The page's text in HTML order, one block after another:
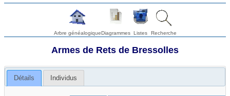
Arbre généalogiqueDiagrammes Listes Recherche
Armes de Rets de Bressolles
Détails Individus